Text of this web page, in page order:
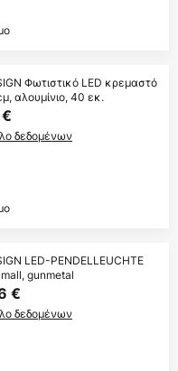
Φωτιστικό LED κρεμαστό
αλουμίνιο, 40 εκ.
δεδομένων
LED-PENDELLEUCHTE
gunmetal
€
δεδομένων